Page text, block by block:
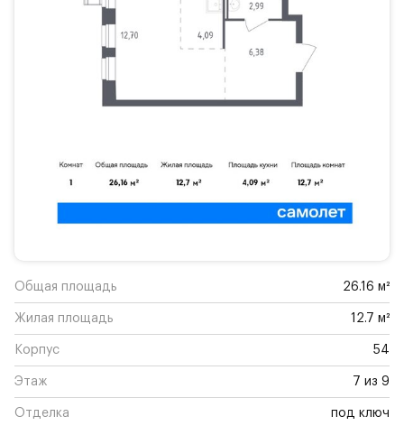
Общая площадь 26.16 м²
Жилая площадь 12.7 м²
Корпус 54
Этаж 7 из 9
Отделка под ключ